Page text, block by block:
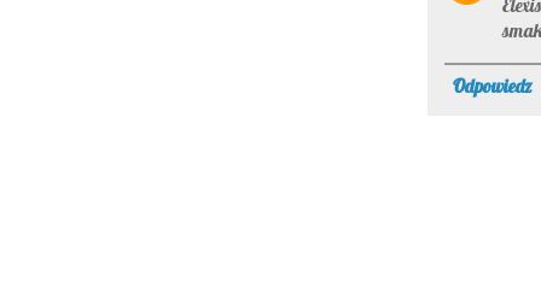
Odpowiedz